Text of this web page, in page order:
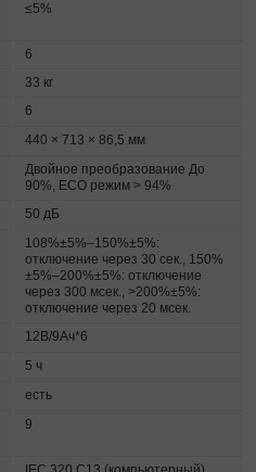
≤5%
6
33 кг
6
440 × 713 × 86,5 мм
Двойное преобразование До
90%, ECO режим > 94%
50 дБ
108%±5%–150%±5%:
отключение через 30 сек., 150%
±5%–200%±5%: отключение
через 300 мсек., >200%±5%:
отключение через 20 мсек.
12В/9Ач*6
5 ч
есть
9